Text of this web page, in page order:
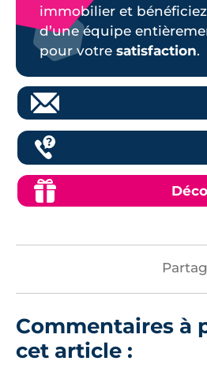
immobilier et
d’une équipe
pour votre satisfaction.
Commentaires à
cet article :